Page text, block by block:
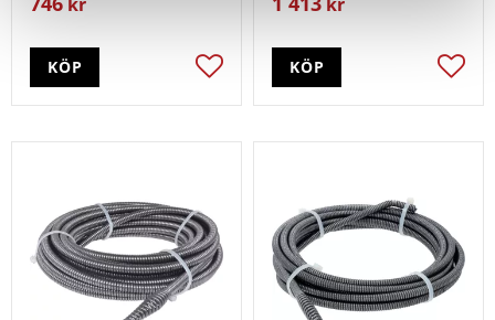
kr
Lägg till i favoriter
KÖP
kr
KÖP